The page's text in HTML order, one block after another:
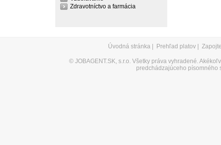
Zdravotníctvo a farmácia
Úvodná stránka Prehľad platov
© JOBAGENT.SK, s.r.o. Všetky práva vyhradené.
predchádzajúceho písomného